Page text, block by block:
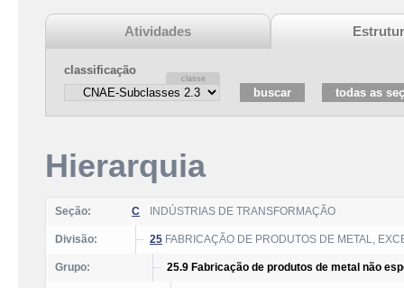
Atividades
classificação
Hierarquia
Seção: C INDÚSTRIAS DE TRANSFORMAÇÃO
Divisão: 25 FABRICAÇÃO DE PRODUTOS DE METAL,
Grupo: 25.9 Fabricação de produtos de metal não